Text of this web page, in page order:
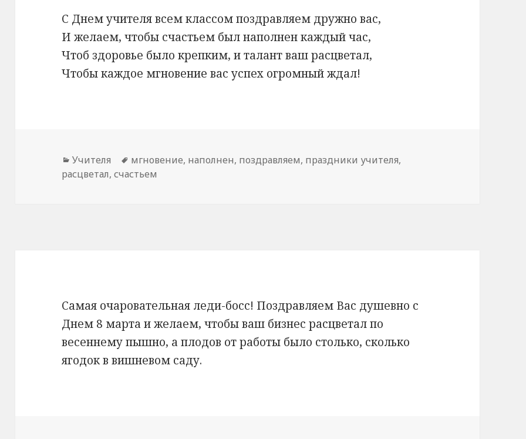
С Днем учителя всем классом поздравляем дружно вас,
И желаем, чтобы счастьем был наполнен каждый час,
Чтоб здоровье было крепким, и талант ваш расцветал,
Чтобы каждое мгновение вас успех огромный ждал!
Рубрики
Учителя Метки
мгновение, наполнен, поздравляем, праздники учителя,
расцветал,счастьем
Самая очаровательная леди-босс! Поздравляем Вас душевно с
Днем 8 марта и желаем, чтобы ваш бизнес расцветал по
весеннему пышно, а плодов от работы было столько, сколько
ягодок в вишневом саду.